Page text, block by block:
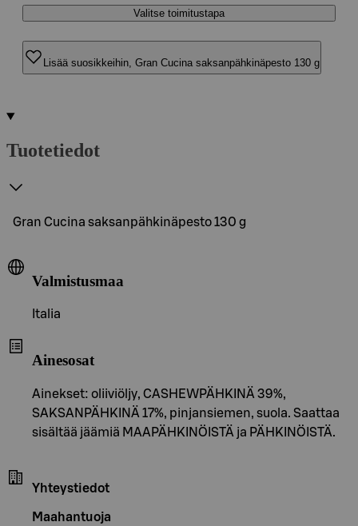
Valitse toimitustapa
Lisää suosikkeihin, Gran Cucina saksanpähkinäpesto 130 g
Tuotetiedot
Gran Cucina saksanpähkinäpesto 130 g
Valmistusmaa
Italia
Ainesosat
Ainekset: oliiviöljy, CASHEWPÄHKINÄ 39%,
SAKSANPÄHKINÄ 17%, pinjansiemen, suola. Saattaa
sisältää jäämiä MAAPÄHKINÖISTÄ ja PÄHKINÖISTÄ.
Yhteystiedot
Maahantuoja